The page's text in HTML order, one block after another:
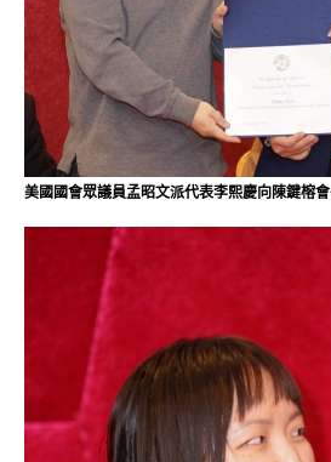
美國國會眾議員孟昭文派代表李熙慶向陳鍵榕